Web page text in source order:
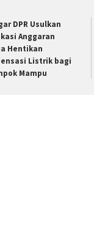
DPR Usulkan
Anggaran
Hentikan
Listrik bagi
Mampu